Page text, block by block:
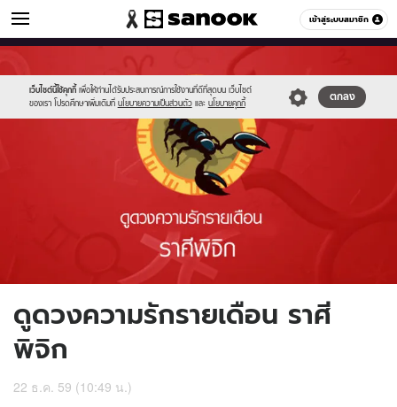
เข้าสู่ระบบสมาชิก
ดูดวง หมวดอื่นๆ
เว็บไซต์นี้ใช้คุกกี้ เพื่อให้ท่านได้รับประสบการณ์การใช้งานที่ดีที่สุดบน เว็บไซต์
ของเรา โปรดศึกษาเพิ่มเติมที่ นโยบายความเป็นส่วนตัว และ นโยบายคุกกี้
ตกลง
new-
sanook.png
//s.isanook.com/ho/0/ud/fxd/love/08_scorpio.jpg
ดูดวงความรักรายเดือน ราศี
พิจิก
22 ธ.ค. 59 (10:49 น.)